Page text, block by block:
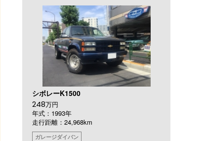
シボレーK1500
248万円
年式：1993年
走行距離：24,968km
ガレージダイバン